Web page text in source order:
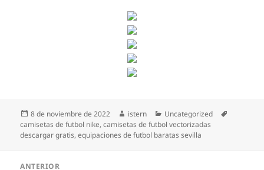
Publicado
el
8 de noviembre de 2022 Autor
istern Categorías
Uncategorized
camisetas de futbol nike,camisetas de futbol vectorizadas
descargar gratis,equipaciones de futbol baratas sevilla
ANTERIOR